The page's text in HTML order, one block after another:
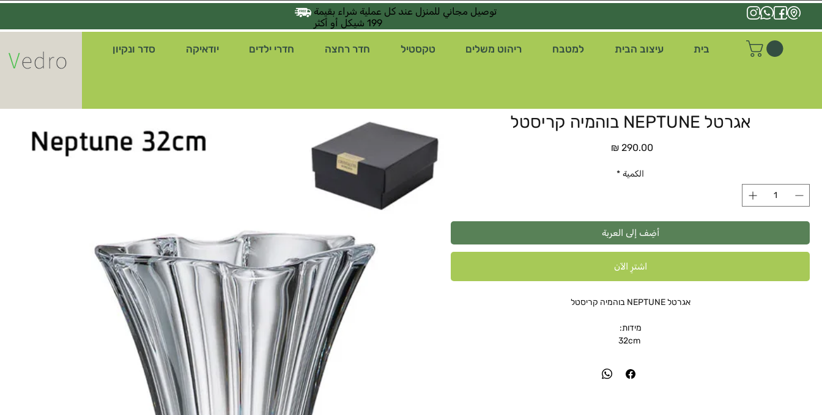
توصيل مجاني للمنزل عند كل عملية شراء بقيمة
199 شيكل أو أكثر
בית עיצוב הבית למטבח ריהוט משלים טקסטיל חדר רחצה חדרי ילדים יודאיקה סדר ונקיון
אגרטל NEPTUNE בוהמיה קריסטל
‏290.00 ₪
الكمية *
أضِف إلى العربة
اشترِ الآن
אגרטל NEPTUNE בוהמיה קריסטל
מידות: